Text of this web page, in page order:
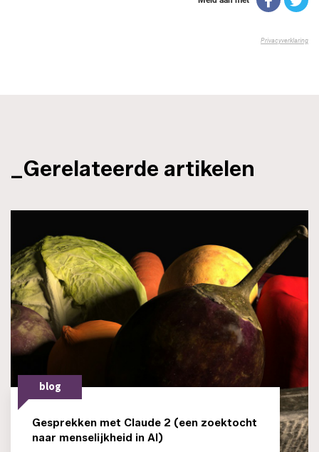
_Gerelateerde artikelen
blog
Gesprekken met Claude 2 (een zoektocht
naar menselijkheid in AI)